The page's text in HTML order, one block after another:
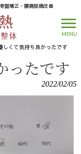
盤矯正・腰痛膝痛改善
MENU
しくて気持ち良かったです
ったです
2022/02/05